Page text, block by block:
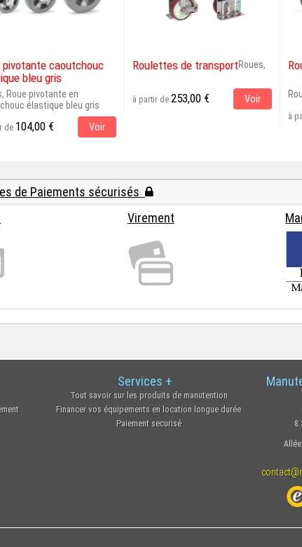
pivotante caoutchouc
bleu gris
Roue pivotante en
élastique bleu gris
de 104,00 € Voir
Roulettes de transportRoues,
à partir de253,00 € Voir
à
de Paiements sécurisés
Virement
Services +
Tout savoir sur les produits de manutention
Financer vos équipements en location longue durée
Paiement securisé